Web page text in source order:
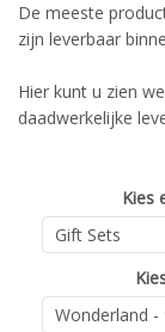
De meeste
zijn leverbaar
Hier kunt u zien
daadwerkelijke
Kies